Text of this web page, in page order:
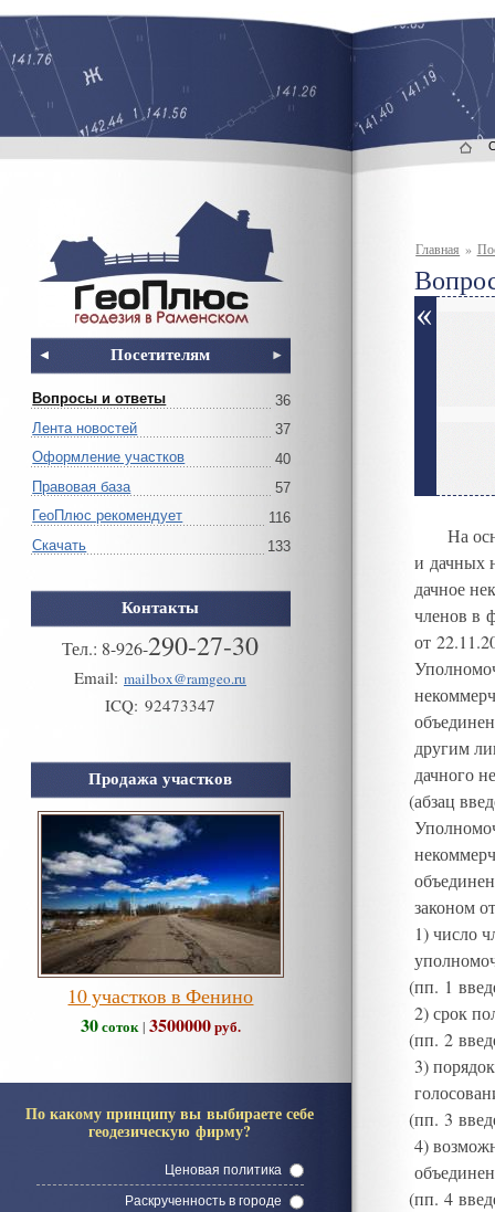
Посетителям
Вопросы и ответы
36
Лента новостей
37
Оформление участков
40
Правовая база
57
ГеоПлюс рекомендует
116
Скачать
133
Контакты
Тел.: 8-926-290-27-30
Email: mailbox@ramgeo.ru
ICQ: 92473347
Продажа участков
10 участков в Фенино
30соток| 3500000руб.
По какому принципу вы выбираете себе
геодезическую фирму?
Ценовая политика
Раскрученность в городе
Главная »
На
и дачных
дачное
членов в
от
другим
дачного
(абзац
законом
1)число
(пп. 1
2)срок
(пп. 2
3)
(пп. 3
4)
(пп. 4